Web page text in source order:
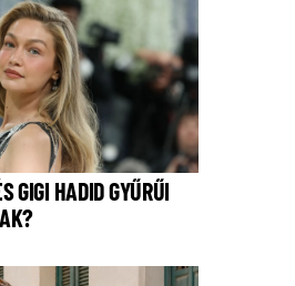
GIGI HADID GYŰRŰI